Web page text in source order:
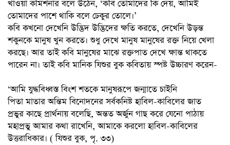
খাওয়া কমিশনার বলে উঠেন, ‘কবি তোমাদের কি দেয়, আমিই
তোমাদের পাশে থাকি বলে ঢেকুর তোলে।’
কবি কখনো দেখেনি উদ্ভিদ উদ্ভিদের ক্ষতি করতে, দেখেনি উড়ন্ত
শকুনকে মানুষ খুন করতে। শুধু দেখে মানুষ মানুষের রক্ত নিয়ে খেলা
করছে। আর তাই কবি মানুষের মাঝে রক্তপাত দেখে ক্ষান্ত থাকতে
পারেন না। তাই কবি মানিক যিশুর বুক কবিতায় স্পষ্ট উচ্চারণ করেন-
‘আমি যুদ্ধবিধ্বস্ত বিংশ শতকে মানুষরূপে জন্মাতে চাইনি
পিতা মাতার অন্তিম বিনোদনের সর্বকনিষ্ট হাবিল-কাবিলের জাত
প্রভুর কাছে প্রার্থনায় বলেছি, অন্তত অর্জুন গাছ করে যেনো পাঠায়
মহাপ্রভু আমার কথা রাখেনি, আমাকে করলো হাবিল-কাবিলের
উত্তরাধিকার। ( যিশুর বুক, পৃ. ৩৩)